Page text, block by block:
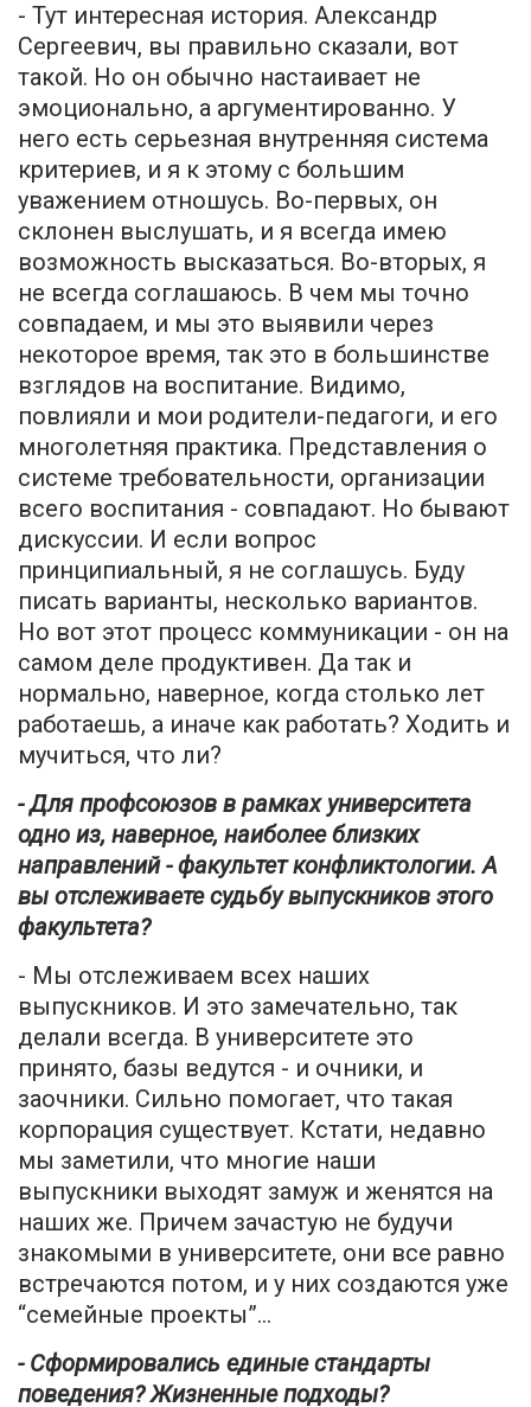
- Тут интересная история. Александр
Сергеевич, вы правильно сказали, вот
такой. Но он обычно настаивает не
эмоционально, а аргументированно. У
него есть серьезная внутренняя система
критериев, и я к этому с большим
уважением отношусь. Во-первых, он
склонен выслушать, и я всегда имею
возможность высказаться. Во-вторых, я
не всегда соглашаюсь. В чем мы точно
совпадаем, и мы это выявили через
некоторое время, так это в большинстве
взглядов на воспитание. Видимо,
повлияли и мои родители-педагоги, и его
многолетняя практика. Представления о
системе требовательности, организации
всего воспитания - совпадают. Но бывают
дискуссии. И если вопрос
принципиальный, я не соглашусь. Буду
писать варианты, несколько вариантов.
Но вот этот процесс коммуникации - он на
самом деле продуктивен. Да так и
нормально, наверное, когда столько лет
работаешь, а иначе как работать? Ходить и
мучиться, что ли?
- Для профсоюзов в рамках университета
одно из, наверное, наиболее близких
направлений - факультет конфликтологии. А
вы отслеживаете судьбу выпускников этого
факультета?
- Мы отслеживаем всех наших
выпускников. И это замечательно, так
делали всегда. В университете это
принято, базы ведутся - и очники, и
заочники. Сильно помогает, что такая
корпорация существует. Кстати, недавно
мы заметили, что многие наши
выпускники выходят замуж и женятся на
наших же. Причем зачастую не будучи
знакомыми в университете, они все равно
встречаются потом, и у них создаются уже
“семейные проекты”...
- Сформировались единые стандарты
поведения? Жизненные подходы?